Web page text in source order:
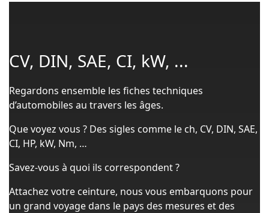
CV, DIN, SAE, CI, kW, ...
Regardons ensemble les fiches techniques
d’automobiles au travers les âges.
Que voyez vous ? Des sigles comme le ch, CV, DIN, SAE,
CI, HP, kW, Nm, …
Savez-vous à quoi ils correspondent ?
Attachez votre ceinture, nous vous embarquons pour
un grand voyage dans le pays des mesures et des